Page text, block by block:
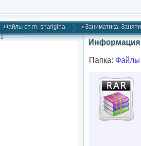
Файлы от m_sharigina «Заниматика.
1
Информация
Папка: Файлы